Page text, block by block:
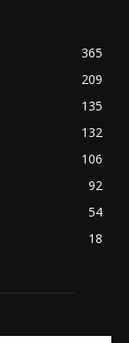
365
209
135
132
106
92
54
18